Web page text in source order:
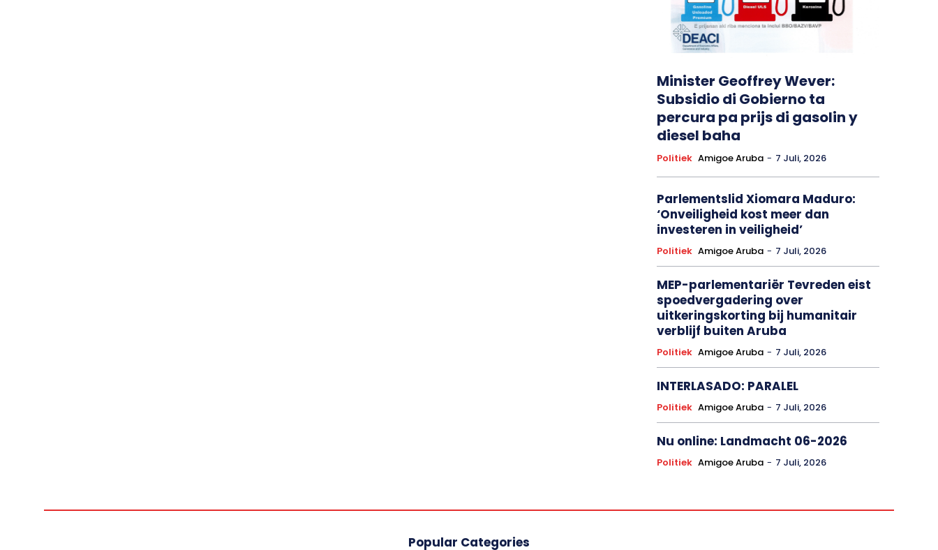
Minister Geoffrey Wever:
Subsidio di Gobierno ta
percura pa prijs di gasolin y
diesel baha
Politiek Amigoe Aruba - 7 Juli, 2026
Parlementslid Xiomara Maduro:
‘Onveiligheid kost meer dan
investeren in veiligheid’
Politiek Amigoe Aruba - 7 Juli, 2026
MEP-parlementariër Tevreden eist
spoedvergadering over
uitkeringskorting bij humanitair
verblijf buiten Aruba
Politiek Amigoe Aruba - 7 Juli, 2026
INTERLASADO: PARALEL
Politiek Amigoe Aruba - 7 Juli, 2026